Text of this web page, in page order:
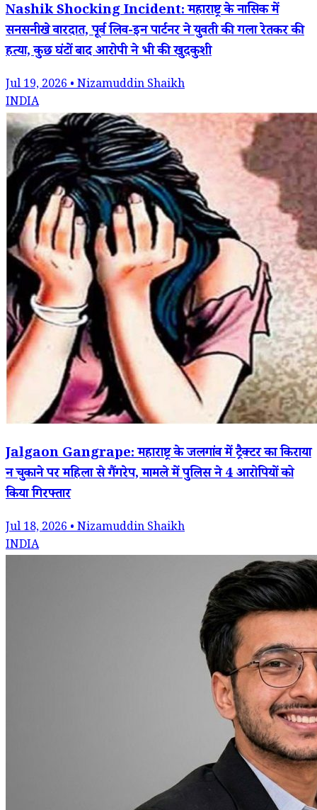
Nashik Shocking Incident: महाराष्ट्र के नासिक में
सनसनीखे वारदात, पूर्व लिव-इन पार्टनर ने युवती की गला रेतकर की
हत्या, कुछ घंटों बाद आरोपी ने भी की खुदकुशी
Jul 19, 2026 • Nizamuddin Shaikh
INDIA
Jalgaon Gangrape: महाराष्ट्र के जलगांव में ट्रैक्टर का किराया
न चुकाने पर महिला से गैंगरेप, मामले में पुलिस ने 4 आरोपियों को
किया गिरफ्तार
Jul 18, 2026 • Nizamuddin Shaikh
INDIA